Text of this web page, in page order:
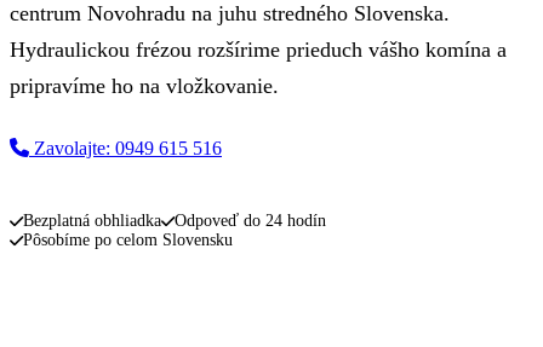
centrum Novohradu na juhu stredného Slovenska.
Hydraulickou frézou rozšírime prieduch vášho komína a
pripravíme ho na vložkovanie.
Zavolajte: 0949 615 516
Bezplatná obhliadka
Odpoveď do 24 hodín
Pôsobíme po celom Slovensku